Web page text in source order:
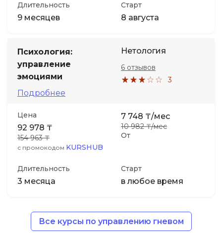
Длительность
9 месяцев
Старт
8 августа
Психология:
управление
эмоциями
Подробнее
Нетология
3
6 отзывов
Цена
92 978 ₸
154 963 ₸
с промокодом KURSHUB
От
7 748 ₸/мес
10 982 ₸/мес
Длительность
3 месяца
Старт
в любое время
Все курсы по управлению гневом